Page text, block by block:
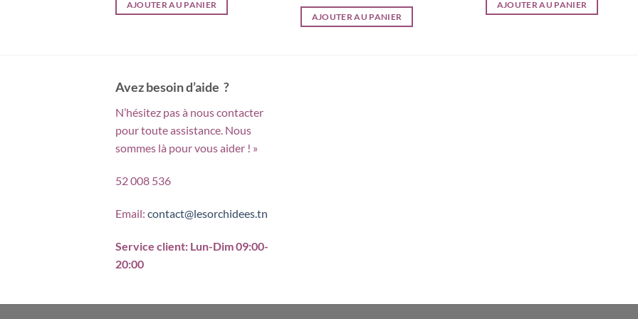
AJOUTER AU PANIER
AJOUTER AU PANIER
AJOUTER AU PANIER
Avez besoin d’aide ?
N’hésitez pas à nous contacter
pour toute assistance. Nous
sommes là pour vous aider ! »
52 008 536
Email: contact@lesorchidees.tn
Service client: Lun-Dim 09:00-
20:00